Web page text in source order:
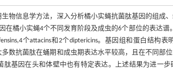
物信息学方法，深入分析橘小实蝇抗菌肽基因的组成
在橘小实蝇4个不同发育阶段及成虫的6个部位的表达
个attacins和2个diptericins。基因组和蛋白结构
数抗菌肽在蛹期和成虫期表达水平较高，且在不同部
基因在头和体壁中也有特定表达。上述结果为进一